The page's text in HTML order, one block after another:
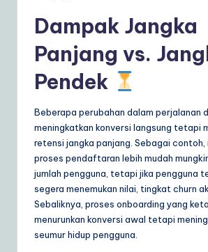
Dampak Jangka
Panjang vs.
Pendek
Beberapa perubahan dalam perjalanan
meningkatkan konversi langsung tetapi
retensi jangka panjang. Sebagai contoh,
proses pendaftaran lebih mudah
jumlah pengguna, tetapi jika pengguna
segera menemukan nilai, tingkat churn
Sebaliknya, proses onboarding yang
menurunkan konversi awal tetapi
seumur hidup pengguna.